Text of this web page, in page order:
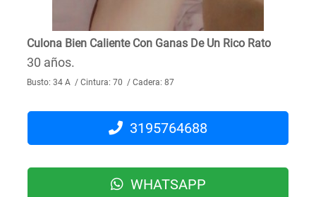
Culona Bien Caliente Con Ganas De Un Rico Rato
30 años.
Busto: 34 A / Cintura: 70 / Cadera: 87
3195764688
WHATSAPP